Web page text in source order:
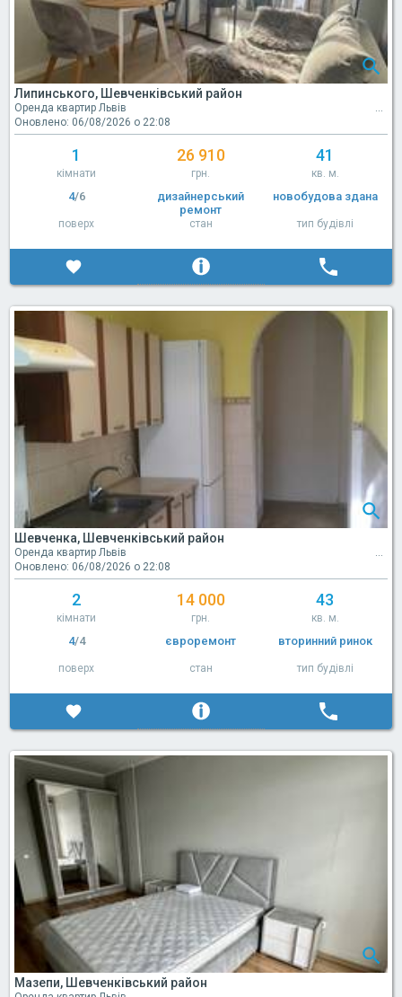
Липинського, Шевченківський район
Оренда квартир Львів
Оновлено: 06/08/2026 о 22:08
1
кімнати
26 910
грн.
41
кв. м.
4/6
поверх
дизайнерський
ремонт
стан
новобудова здана
тип будівлі
Шевченка, Шевченківський район
Оренда квартир Львів
Оновлено: 06/08/2026 о 22:08
2
кімнати
14 000
грн.
43
кв. м.
4/4
поверх
євроремонт
стан
вторинний ринок
тип будівлі
Мазепи, Шевченківський район